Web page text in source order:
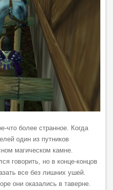
что более странное. Когда
один из путников
магическом камне.
говорить, но в конце-концов
все без лишних ушей.
они оказались в таверне.